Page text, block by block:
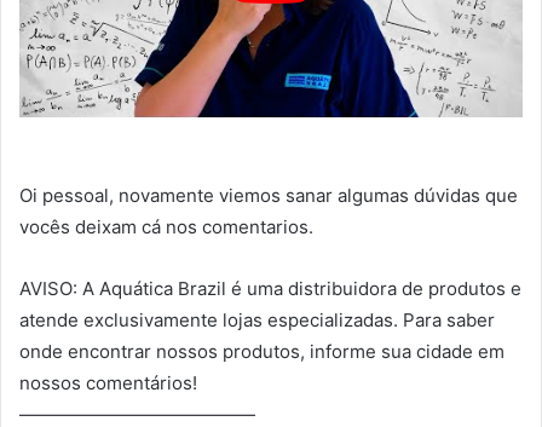
Oi pessoal, novamente viemos sanar algumas dúvidas que
vocês deixam cá nos comentarios.
AVISO: A Aquática Brazil é uma distribuidora de produtos e
atende exclusivamente lojas especializadas. Para saber
onde encontrar nossos produtos, informe sua cidade em
nossos comentários!
—————————————